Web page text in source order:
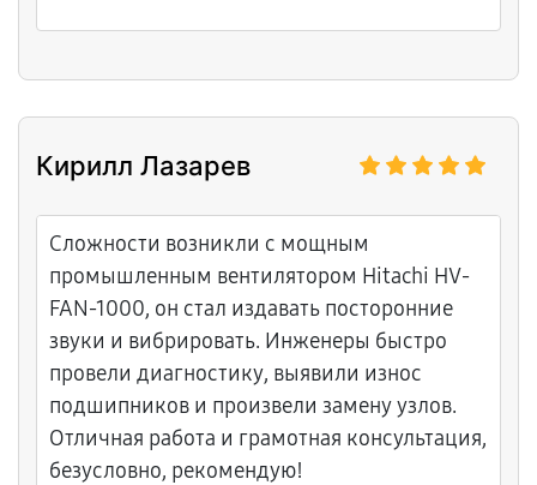
Кирилл Лазарев
Сложности возникли с мощным
промышленным вентилятором Hitachi HV-
FAN-1000, он стал издавать посторонние
звуки и вибрировать. Инженеры быстро
провели диагностику, выявили износ
подшипников и произвели замену узлов.
Отличная работа и грамотная консультация,
безусловно, рекомендую!